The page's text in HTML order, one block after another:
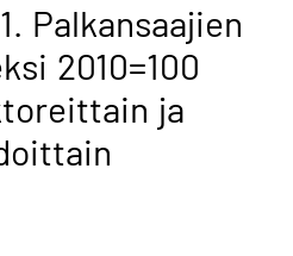
Palkansaajien
2010=100
ja